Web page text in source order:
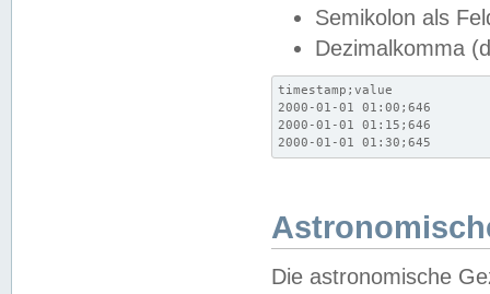
Semikolon als
Dezimalkomma
timestamp;value
2000-01-01 01:00;646
2000-01-01 01:15;646
2000-01-01 01:30;645
Die astronomische